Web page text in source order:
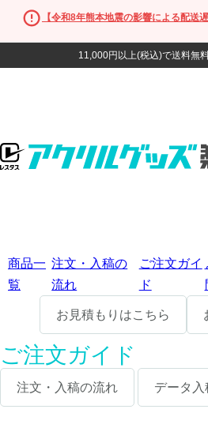
【令和8年熊本地震の影響による配送
11,000円以上(税込)で送料無
商品一
覧
注文・入稿の
流れ
ご注文ガイ
ド
お見積もりはこちら
ご注文ガイド
注文・入稿の流れ データ入